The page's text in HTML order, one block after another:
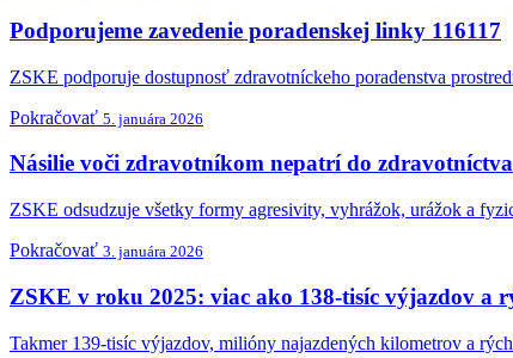
Podporujeme zavedenie poradenskej linky 116117
ZSKE podporuje dostupnosť zdravotníckeho poradenstva
Pokračovať 5. januára 2026
Násilie voči zdravotníkom nepatrí do zdravotníctva
ZSKE odsudzuje všetky formy agresivity, vyhrážok, urážok a
Pokračovať 3. januára 2026
ZSKE v roku 2025: viac ako 138-tisíc výjazdov a
Takmer 139-tisíc výjazdov, milióny najazdených kilometrov a